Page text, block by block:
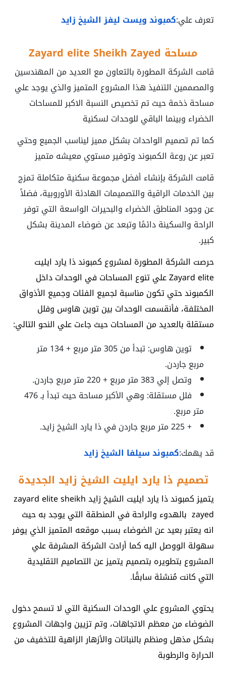
تعرف علي:كمبوند ويست ليفز الشيخ زايد
مساحة Zayard elite Sheikh Zayed
قامت الشركة المطورة بالتعاون مع العديد من المهندسين
والمصممين التنفيذ هذا المشروع المتميز والذي يوجد علي
مساحة ذخمة حيث تم تخصيص النسبة الاكبر للمساحات
الخضراء وبينما الباقي للوحدات لسكنية
كما تم تصميم الواحدات بشكل مميز ليناسب الجميع وحتي
تعبر عن روعة الكمبوند وتوفير مستوي معيشه متميز
قامت الشركة بإنشاء أفضل مجموعة سكنية متكاملة تمزج
بين الخدمات الراقية والتصميمات الهادئة الأوروبية، فضلاً
عن وجود المناطق الخضراء والبحيرات الواسعة التي توفر
الراحة والسكينة دائمًا وتبعد عن ضوضاء المدينة بشكل
كبير.
حرصت الشركة المطورة لمشروع كمبوند ذا يارد ايليت
Zayard elite علي تنوع المساحات في الوحدات داخل
الكمبوند حتي تكون مناسبة لجميع الفئات وجميع الأذواق
المختلفة، فأنقسمت الوحدات بين توين هاوس وفلل
مستقلة بالعديد من المساحات حيث جاءت علي النحو التالي:
توين هاوس: تبدأ من 305 متر مربع + 134 متر
مربع جاردن.
وتصل إلي 383 متر مربع + 220 متر مربع جاردن.
فلل مستقلة: وهي الأكبر مساحة حيث تبدأ بـ 476
متر مربع.
+ 225 متر مربع جاردن في
ذا يارد الشيخ زايد.
قد يهمك:كمبوند سيلفا الشيخ زايد
تصميم ذا يارد ايليت الشيخ زايد الجديدة
يتميز
كمبوند ذا يارد ايليت الشيخ زايد zayard elite sheikh
zayed بالهدوء والراحة في المنطقة التي يوجد به حيث
انه يعتبر بعيد عن الضوضاء بسبب موقعه المتميز الذي يوفر
سهولة الووصل اليه كما أرادت الشركة المشرفة علي
المشروع بتطويره بتصميم يتميز عن التصاميم التقليدية
التي كانت مُنشئة سابقًا.
يحتوي المشروع علي الوحدات السكنية التي لا تسمح دخول
الضوضاء من معظم الاتجاهات، وتم تزيين واجهات المشروع
بشكل مذهل ومنظم بالنباتات والأزهار الزاهية للتخفيف من
الحرارة والرطوبة